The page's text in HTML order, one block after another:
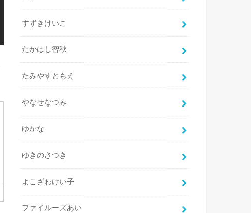
すずきけいこ
たかはし智秋
たみやすともえ
やなせなつみ
ゆかな
ゆきのさつき
よこざわけい子
ファイルーズあい